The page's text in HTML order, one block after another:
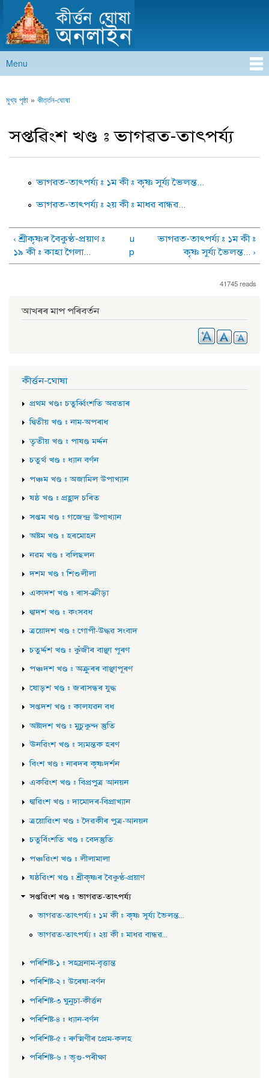
main
content
কীৰ্ত্তন ঘোষা অনলাইন
Main menu
Menu
You are here
মুখ্য পৃষ্ঠা » কীৰ্ত্তন-ঘোষা
সপ্তৱিংশ খণ্ড : ভাগৱত-তাৎপৰ্য্য
ভাগৱত-তাৎপৰ্য্য : ১ম কী : কৃষ্ণ সূৰ্য্য ভৈলন্ত...
ভাগৱত-তাৎপৰ্য্য : ২য় কী : মাধৱ বান্ধৱ...
‹ শ্ৰীকৃষ্ণৰ বৈকুণ্ঠ-প্ৰয়াণ :
১৯ কী : কাহা গৈলা...
u
p
ভাগৱত-তাৎপৰ্য্য : ১ম কী :
কৃষ্ণ সূৰ্য্য ভৈলন্ত... ›
41745 reads
আখৰৰ মাপ পৰিবৰ্তন
কীৰ্ত্তন-ঘোষা
প্ৰথম খণ্ড: চতুৰ্ব্বিংশতি অৱতাৰ
দ্বিতীয় খণ্ড : নাম-অপৰাধ
তৃতীয় খণ্ড : পাষণ্ড মৰ্দ্দন
চতুৰ্থ খণ্ড : ধ্যান বৰ্ণন
পঞ্চম খণ্ড : অজামিল উপাখ্যান
ষষ্ঠ খণ্ড : প্ৰহ্লাদ চৰিত
সপ্তম খণ্ড : গজেন্দ্ৰ উপাখ্যান
অষ্টম খণ্ড : হৰমোহন
নৱম খণ্ড : বলিছলন
দশম খণ্ড : শিশুলীলা
একাদশ খণ্ড : ৰাস-ক্রীড়া
দ্বাদশ খণ্ড : কংসবধ
ত্ৰয়োদশ খণ্ড : গোপী-উদ্ধৱ সংবাদ
চতুৰ্দ্দশ খণ্ড : কুঁজীৰ বাঞ্ছা পূৰণ
পঞ্চদশ খণ্ড : অক্ৰুৰৰ বাঞ্ছাপূৰণ
ষোড়শ খণ্ড : জৰাসন্ধৰ যুদ্ধ
সপ্তদশ খণ্ড : কালযৱন বধ
অষ্টাদশ খণ্ড : মুচুকুন্দ স্তুতি
ঊনৱিংশ খণ্ড : স্যমন্তক হৰণ
বিংশ খণ্ড : নাৰদৰ কৃষ্ণদৰ্শন
একৱিংশ খণ্ড : বিপ্ৰপুত্ৰ আনয়ন
দ্বাৱিংশ খণ্ড : দামোদৰ-বিপ্ৰাখ্যান
ত্ৰয়োৱিংশ খণ্ড : দৈৱকীৰ পুত্ৰ-আনয়ন
চতুৰ্বিংশতি খণ্ড : বেদস্তুতি
পঞ্চৱিংশ খণ্ড : লীলামালা
ষষ্ঠৱিংশ খণ্ড : শ্ৰীকৃষ্ণৰ বৈকুণ্ঠ-প্ৰয়াণ
সপ্তৱিংশ খণ্ড : ভাগৱত-তাৎপৰ্য্য
ভাগৱত-তাৎপৰ্য্য : ১ম কী : কৃষ্ণ সূৰ্য্য ভৈলন্ত...
ভাগৱত-তাৎপৰ্য্য : ২য় কী : মাধৱ বান্ধৱ...
পৰিশিষ্ট-১ : সহস্ৰনাম-বৃত্তান্ত
পৰিশিষ্ট-২ : উৰেষা-বৰ্ণন
পৰিশিষ্ট-৩ ঘুনুচা-কীৰ্ত্তন
পৰিশিষ্ট-৪ : ধ্যান-বৰ্ণন
পৰিশিষ্ট-৫ : ৰুক্মিণীৰ প্ৰেম-কলহ
পৰিশিষ্ট-৬ : ভৃগু-পৰীক্ষা